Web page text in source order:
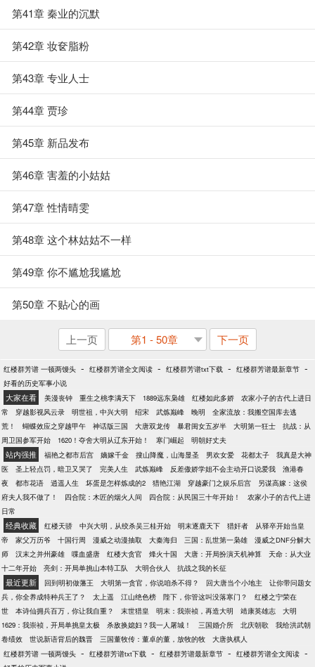
第41章 秦业的沉默
第42章 妆奁脂粉
第43章 专业人士
第44章 贾珍
第45章 新品发布
第46章 害羞的小姑姑
第47章 性情晴雯
第48章 这个林姑姑不一样
第49章 你不尴尬我尴尬
第50章 不贴心的画
上一页 第1 - 50章 下一页
红楼群芳谱 一顿两馒头 - 红楼群芳谱全文阅读 - 红楼群芳谱txt下载 - 红楼群芳谱最新章节 -
好看的历史军事小说
大家在看 美漫丧钟 重生之桃李满天下 1889远东枭雄 红楼如此多娇
农家小子的古代上进日
常
穿越影视风云录 明世祖，中兴大明 绍宋 武炼巅峰 晚明
全家流放：我搬空国库去逃
荒！
蝴蝶效应之穿越甲午 神话版三国 大唐双龙传 暴君闺女五岁半 大明第一狂士
抗战：从
周卫国参军开始
1620！夺舍大明从辽东开始！ 寒门崛起 明朝好丈夫
站内强推 福艳之都市后宫 嫡嫁千金 搜山降魔，山海显圣 男欢女爱 花都太子
我真是大神
医
圣上轻点罚，暗卫又哭了 完美人生 武炼巅峰 反差傲娇学姐不会主动开口说爱我
渔港春
夜
都市花语 逍遥人生 坏蛋是怎样炼成的2 猎艳江湖 穿越豪门之娱乐后宫
另谋高嫁：这侯
府夫人我不做了！
四合院：木匠的烟火人间 四合院：从民国三十年开始！
农家小子的古代上进
日常
经典收藏 红楼天骄 中兴大明，从绞杀吴三桂开始 明末逐鹿天下 猎奸者
从驿卒开始当皇
帝
家父万历爷 十国行周 漫威之动漫抽取 大秦海归 三国：乱世第一枭雄
漫威之DNF分解大
师
汉末之并州豪雄 喋血盛唐 红楼大贪官 烽火十国 大唐：开局扮演天机神算
天命：从大业
十二年开始
亮剑：开局单挑山本特工队 大明合伙人 抗战之我的长征
最近更新 回到明初做藩王 大明第一贪官，你说咱杀不得？ 回大唐当个小地主
让你带问题女
兵，你全养成特种兵王了？
太上遥 江山绝色榜 陛下，你管这叫没落寒门？
红楼之宁荣在
世
本诗仙拥兵百万，你让我自重？ 末世猎皇 明末：我崇祯，再造大明 靖康英雄志
大明
1629：我崇祯，开局单挑皇太极
杀敌换媳妇？我一人屠城！ 三国婚介所 北庆朝歌
我给洪武朝
卷绩效
世说新语背后的魏晋 三国董牧传：董卓的董，放牧的牧
大唐执棋人
红楼群芳谱 一顿两馒头 - 红楼群芳谱txt下载 - 红楼群芳谱最新章节 - 红楼群芳谱全文阅读 -